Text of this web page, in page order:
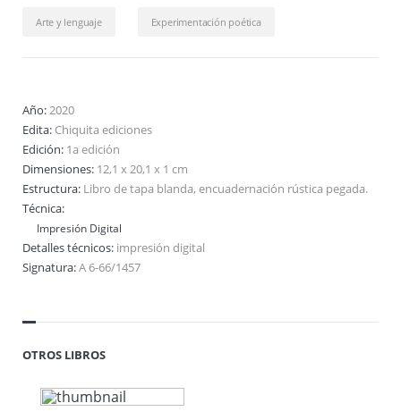
Arte y lenguaje Experimentación poética
Año:2020
Edita: Chiquita ediciones
Edición: 1a edición
Dimensiones: 12,1 x 20,1 x 1 cm
Estructura: Libro de tapa blanda, encuadernación rústica pegada.
Técnica:
Impresión Digital
Detalles técnicos: impresión digital
Signatura:A 6-66/1457
OTROS LIBROS